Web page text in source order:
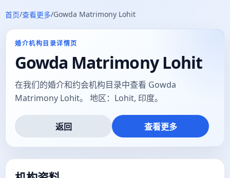
首页/查看更多/Gowda Matrimony Lohit
婚介机构目录详情页
Gowda Matrimony Lohit
在我们的婚介和约会机构目录中查看 Gowda
Matrimony Lohit。 地区：Lohit, 印度。
返回 查看更多